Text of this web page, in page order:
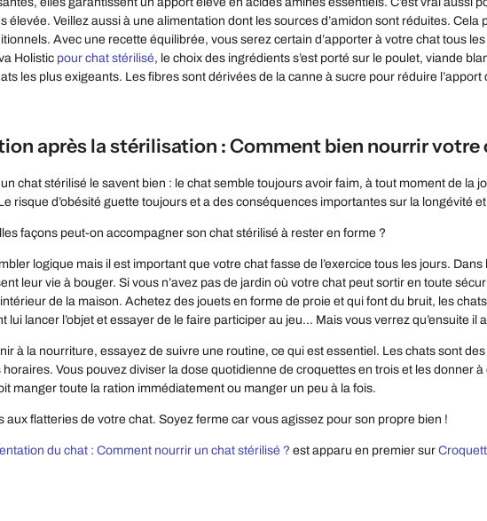
élevée. Veillez aussi à une alimentation dont les sources d’amidon sont réduites.
Avec une recette équilibrée, vous serez certain d’apporter à votre chat tous
Holistic pour chat stérilisé, le choix des ingrédients s’est porté sur le poulet, viande
les plus exigeants. Les fibres sont dérivées de la canne à sucre pour réduire
après la stérilisation : Comment bien nourrir votre
chat stérilisé le savent bien : le chat semble toujours avoir faim, à tout moment de la
risque d’obésité guette toujours et a des conséquences importantes sur la longévité
façons peut-on accompagner son chat stérilisé à rester en forme ?
logique mais il est important que votre chat fasse de l’exercice tous les jours.
leur vie à bouger. Si vous n’avez pas de jardin où votre chat peut sortir en toute
de la maison. Achetez des jouets en forme de proie et qui font du bruit, les
lui lancer l’objet et essayer de le faire participer au jeu… Mais vous verrez qu’ensuite il
à la nourriture, essayez de suivre une routine, ce qui est essentiel. Les chats sont
horaires. Vous pouvez diviser la dose quotidienne de croquettes en trois et les donner
manger toute la ration immédiatement ou manger un peu à la fois.
aux flatteries de votre chat. Soyez ferme car vous agissez pour son propre bien !
du chat : Comment nourrir un chat stérilisé ? est apparu en premier sur